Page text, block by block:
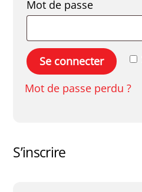
Mot de passe
Se connecter
Mot de passe perdu ?
S’inscrire